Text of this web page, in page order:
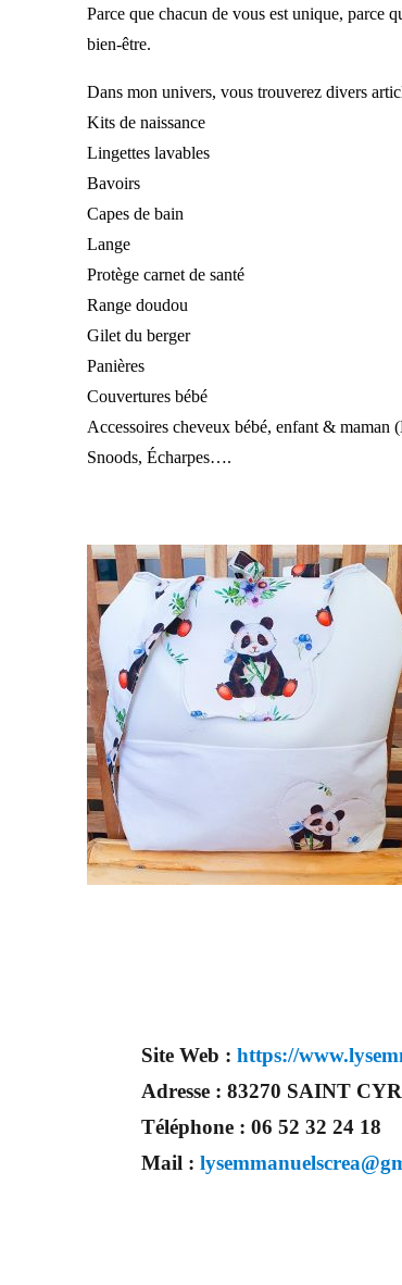
Parce que chacun de vous est unique, parce
bien-être.
Dans mon univers, vous trouverez divers
Kits de naissance
Lingettes lavables
Bavoirs
Capes de bain
Lange
Protège carnet de santé
Range doudou
Gilet du berger
Panières
Couvertures bébé
Accessoires cheveux bébé, enfant & maman
Snoods, Écharpes….
Site Web :https://
Adresse :83270 SAINT
Téléphone :06 52 32 24 18
Mail :